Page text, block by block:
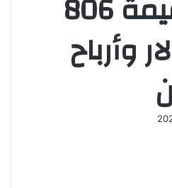
وأرباح